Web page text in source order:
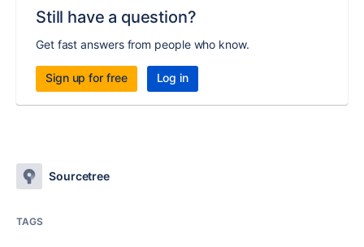
Still have a question?
Get fast answers from people who know.
Sign up for free Log in
Sourcetree
TAGS